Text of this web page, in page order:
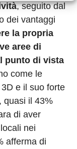
, seguito dal
dei vantaggi
la propria
aree di
punto di vista
come le
e il suo forte
quasi il 43%
di aver
nei
afferma di